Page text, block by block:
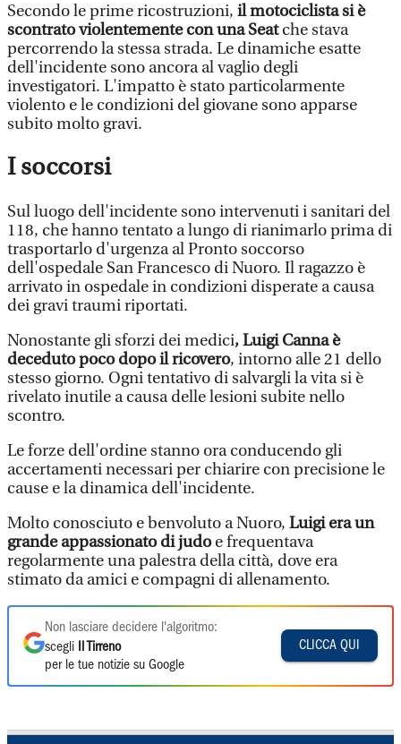
Secondo le prime ricostruzioni, il motociclista si è
scontrato violentemente con una Seatche stava
percorrendo la stessa strada. Le dinamiche esatte
dell'incidente sono ancora al vaglio degli
investigatori. L'impatto è stato particolarmente
violento e le condizioni del giovane sono apparse
subito molto gravi.
I soccorsi
Sul luogo dell'incidente sono intervenuti i sanitari del
118, che hanno tentato a lungo di rianimarlo prima di
trasportarlo d'urgenza al Pronto soccorso
dell'ospedale San Francesco di Nuoro. Il ragazzo è
arrivato in ospedale in condizioni disperate a causa
dei gravi traumi riportati.
Nonostante gli sforzi dei medici, Luigi Canna è
deceduto poco dopo il ricovero, intorno alle 21 dello
stesso giorno. Ogni tentativo di salvargli la vita si è
rivelato inutile a causa delle lesioni subite nello
scontro.
Le forze dell'ordine stanno ora conducendo gli
accertamenti necessari per chiarire con precisione le
cause e la dinamica dell'incidente.
Molto conosciuto e benvoluto a Nuoro, Luigi era un
grande appassionato di judoe frequentava
regolarmente una palestra della città, dove era
stimato da amici e compagni di allenamento.
Non lasciare decidere l'algoritmo:
scegli
Il Tirreno
per le tue notizie su Google
CLICCA QUI